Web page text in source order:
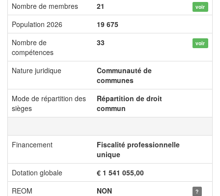
Nombre de membres 21 voir
Population 2026
19 675
Nombre de
compétences
33 voir
Nature juridique
Communauté de
communes
Mode de répartition des
sièges
Répartition de droit
commun
Financement
Fiscalité professionnelle
unique
Dotation globale
€ 1 541 055,00
REOM
NON ?